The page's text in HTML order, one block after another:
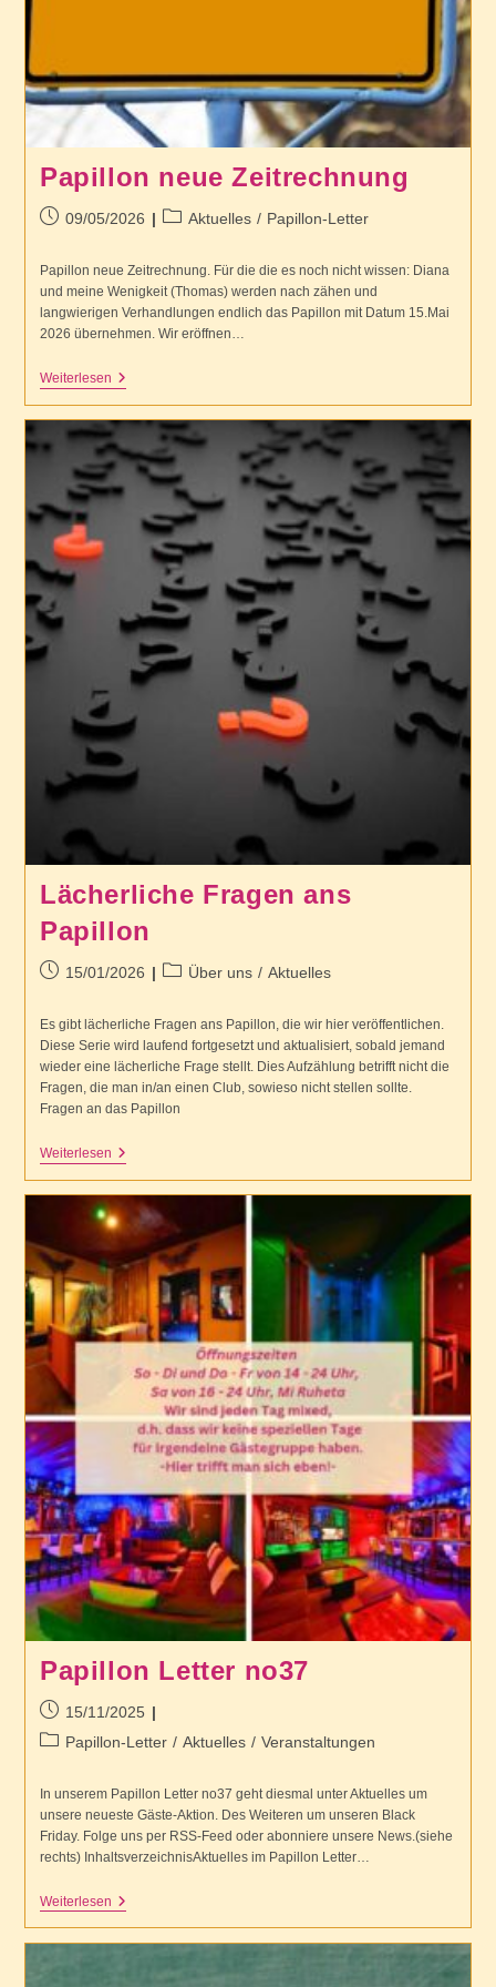
Papillon neue Zeitrechnung
Beitrag09/05/2026
Beitrags-
Aktuelles / Papillon-Letter
Papillon neue Zeitrechnung. Für die die es noch nicht wissen: Diana
und meine Wenigkeit (Thomas) werden nach zähen und
langwierigen Verhandlungen endlich das Papillon mit Datum 15.Mai
2026 übernehmen. Wir eröffnen…
WeiterlesenPapillon
Lächerliche Fragen ans
Papillon
Beitrag15/01/2026
Beitrags-
Über uns / Aktuelles
Es gibt lächerliche Fragen ans Papillon, die wir hier veröffentlichen.
Diese Serie wird laufend fortgesetzt und aktualisiert, sobald jemand
wieder eine lächerliche Frage stellt. Dies Aufzählung betrifft nicht die
Fragen, die man in/an einen Club, sowieso nicht stellen sollte.
Fragen an das Papillon
WeiterlesenLächerliche
Papillon
Papillon Letter no37
Beitrag
veröffentlicht:
15/11/2025
Beitrags-
Papillon-Letter / Aktuelles / Veranstaltungen
In unserem Papillon Letter no37 geht diesmal unter Aktuelles um
unsere neueste Gäste-Aktion. Des Weiteren um unseren Black
Friday. Folge uns per RSS-Feed oder abonniere unsere News.(siehe
rechts) InhaltsverzeichnisAktuelles im Papillon Letter…
WeiterlesenPapillon